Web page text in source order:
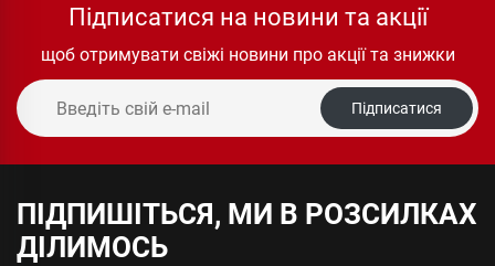
Підписатися на новини та акції
щоб отримувати свіжі новини про акції та знижки
Підписатися
ПІДПИШІТЬСЯ, МИ В РОЗСИЛКАХ
ДІЛИМОСЬ